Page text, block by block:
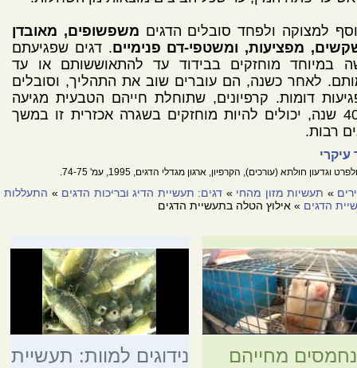
למצוקה ולפחד סובלים הדגים משפשופים, מאובדן
מפציעות, ומשטפי-דם פנימיים. דגים שפגיעתם
במיוחד מוחזקים בבידוד עד להתאוששותם או עד
לאחר כשנה, הם עוברים שוב את התהליך, וסובלים
דומות. קרפיונים, שתוחלת חייהם הטבעית מגיעה
ל-40 שנה, יכולים להיות מוחזקים בשגרה אכזרית זו במשך
רבות.
עיקרי
וגדעון חולתא (עורכים), הקרפיון, ארגון מגדלי הדגים, 1995, עמ' 74-75.
» תעשיות מזון מהחי » דגים: תעשיית הדיג ובריכות הדגים » התעללות
הדגים » אילוץ הטלה בתעשיית הדגים
נחמסים מחייהם
נידוגים למוות: תעשיית